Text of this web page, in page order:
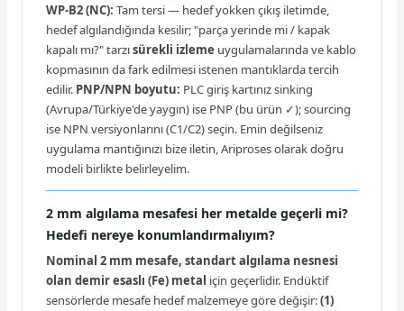
WP-B2 (NC): Tam tersi — hedef yokken çıkış iletimde,
hedef algılandığında kesilir; "parça yerinde mi / kapak
kapalı mı?" tarzısürekli izleme uygulamalarında ve kablo
kopmasının da fark edilmesi istenen mantıklarda tercih
edilir. PNP/NPN boyutu: PLC giriş kartınız sinking
(Avrupa/Türkiye'de yaygın) ise PNP (bu ürün ✓); sourcing
ise NPN versiyonlarını (C1/C2) seçin. Emin değilseniz
uygulama mantığınızı bize iletin, Ariproses olarak doğru
modeli birlikte belirleyelim.
2 mm algılama mesafesi her metalde geçerli mi?
Hedefi nereye konumlandırmalıyım?
Nominal 2 mm mesafe, standart algılama nesnesi
olan demir esaslı (Fe) metal için geçerlidir. Endüktif
sensörlerde mesafe hedef malzemeye göre değişir:(1)